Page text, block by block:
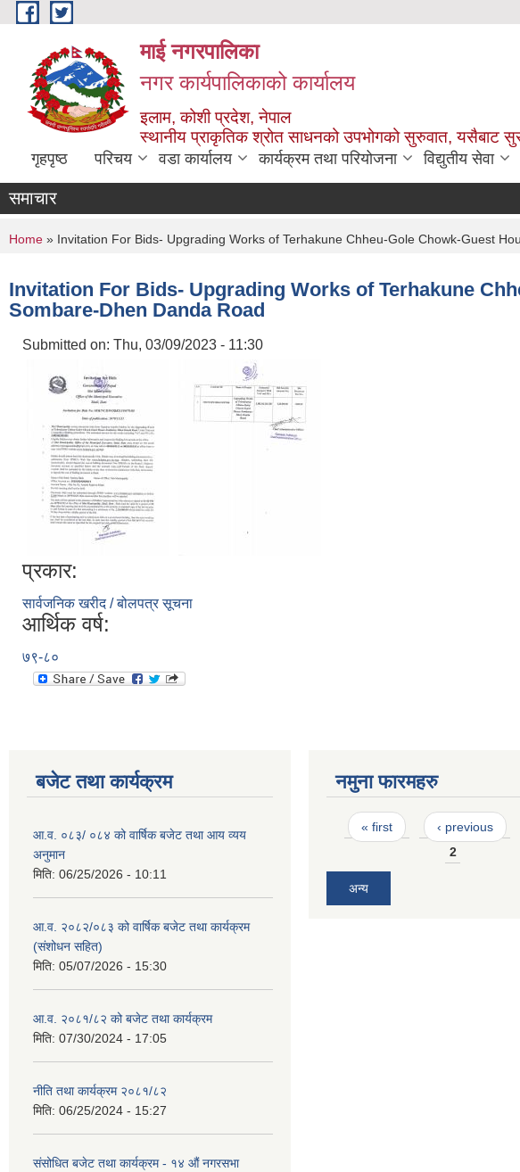
Skip to main content
माई नगरपालिका
नगर कार्यपालिकाको कार्यालय
इलाम, कोशी प्रदेश, नेपाल
स्थानीय प्राकृतिक श्रोत साधनको उपभोगको सुरुवात, यसैबाट
गृहपृष्ठ परिचय वडा कार्यालय कार्यक्रम तथा परियोजना विद्युतीय सेवा
समाचार
You are here
Home » Invitation For Bids- Upgrading Works of Terhakune Chheu-Gole Chowk-Guest
Invitation For Bids- Upgrading Works of Terhakune
Sombare-Dhen Danda Road
Submitted on: Thu, 03/09/2023 - 11:30
प्रकार:
सार्वजनिक खरीद / बोलपत्र सूचना
आर्थिक वर्ष:
७९-८०
बजेट तथा कार्यक्रम
आ.व. ०८३/ ०८४ को वार्षिक बजेट तथा आय व्यय
अनुमान
मिति: 06/25/2026 - 10:11
आ.व. २०८२/०८३ को वार्षिक बजेट तथा कार्यक्रम
(संशोधन सहित)
मिति: 05/07/2026 - 15:30
आ.व. २०८१/८२ को बजेट तथा कार्यक्रम
मिति: 07/30/2024 - 17:05
नीति तथा कार्यक्रम २०८१/८२
मिति: 06/25/2024 - 15:27
संसोधित बजेट तथा कार्यक्रम - १४ औं नगरसभा
नमुना फारमहरु
Pages
« first ‹ previous
2
अन्य